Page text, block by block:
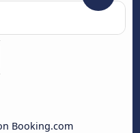
Booking.com